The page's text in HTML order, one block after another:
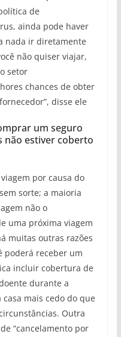
de
ainda pode haver
nada ir diretamente
não quiser viajar,
setor
chances de obter
disse ele
um seguro
não estiver coberto
por causa do
sorte; a maioria
não o
uma próxima viagem
muitas outras razões
poderá receber um
incluir cobertura de
durante a
mais cedo do que
Outra
“cancelamento por